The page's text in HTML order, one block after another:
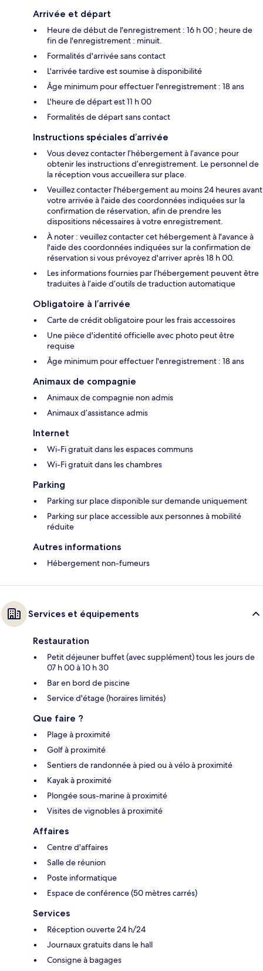
Arrivée et départ
Heure de début de l'enregistrement : 16 h 00 ; heure de
fin de l'enregistrement : minuit.
Formalités d'arrivée sans contact
L'arrivée tardive est soumise à disponibilité
Âge minimum pour effectuer l'enregistrement : 18 ans
L'heure de départ est 11 h 00
Formalités de départ sans contact
Instructions spéciales d’arrivée
Vous devez contacter l’hébergement à l’avance pour
obtenir les instructions d’enregistrement. Le personnel de
la réception vous accueillera sur place.
Veuillez contacter l'hébergement au moins 24 heures avant
votre arrivée à l'aide des coordonnées indiquées sur la
confirmation de réservation, afin de prendre les
dispositions nécessaires à votre enregistrement.
À noter : veuillez contacter cet hébergement à l'avance à
l'aide des coordonnées indiquées sur la confirmation de
réservation si vous prévoyez d'arriver après 18 h 00.
Les informations fournies par l’hébergement peuvent être
traduites à l’aide d’outils de traduction automatique
Obligatoire à l’arrivée
Carte de crédit obligatoire pour les frais accessoires
Une pièce d'identité officielle avec photo peut être
requise
Âge minimum pour effectuer l'enregistrement : 18 ans
Animaux de compagnie
Animaux de compagnie non admis
Animaux d’assistance admis
Internet
Wi-Fi gratuit dans les espaces communs
Wi-Fi gratuit dans les chambres
Parking
Parking sur place disponible sur demande uniquement
Parking sur place accessible aux personnes à mobilité
réduite
Autres informations
Hébergement non-fumeurs
Services et équipements
Restauration
Petit déjeuner buffet (avec supplément) tous les jours de
07 h 00 à 10 h 30
Bar en bord de piscine
Service d'étage (horaires limités)
Que faire ?
Plage à proximité
Golf à proximité
Sentiers de randonnée à pied ou à vélo à proximité
Kayak à proximité
Plongée sous-marine à proximité
Visites de vignobles à proximité
Affaires
Centre d'affaires
Salle de réunion
Poste informatique
Espace de conférence (50 mètres carrés)
Services
Réception ouverte 24 h/24
Journaux gratuits dans le hall
Consigne à bagages